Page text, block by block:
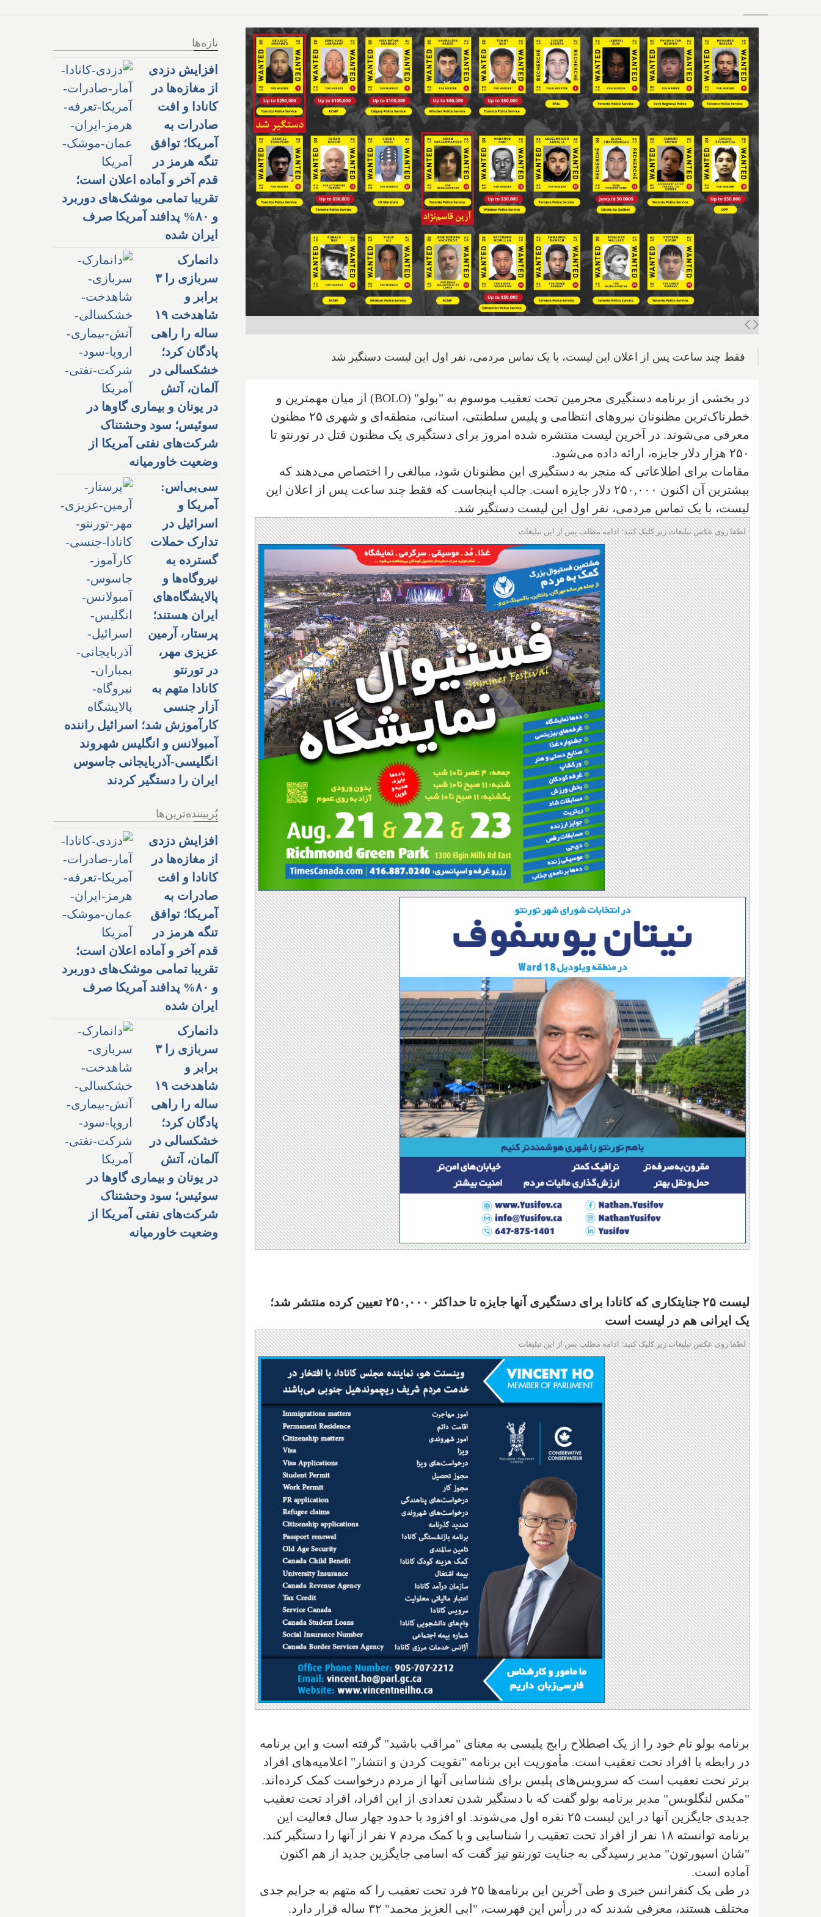
فقط چند ساعت پس از اعلان این لیست، با یک تماس مردمی، نفر اول این لیست دستگیر شد
در بخشی از برنامه دستگیری مجرمین تحت تعقیب موسوم به "بولو" (BOLO) از میان مهمترین و
خطرناک‌ترین مظنونان نیروهای انتظامی و پلیس سلطنتی، استانی، منطقه‌ای و شهری ۲۵ مظنون
معرفی می‌شوند. در آخرین لیست منتشره شده امروز برای دستگیری یک مظنون قتل در تورنتو تا
۲۵۰ هزار دلار جایزه، ارائه داده می‌شود.
مقامات برای اطلاعاتی که منجر به دستگیری این مظنونان شود، مبالغی را اختصاص می‌دهند که
بیشترین آن اکنون ۲۵۰,۰۰۰ دلار جایزه است. جالب اینجاست که فقط چند ساعت پس از اعلان این
لیست، با یک تماس مردمی، نفر اول این لیست دستگیر شد.
لطفا روی عکس تبلیغات زیر کلیک کنید؛ ادامه مطلب پس از این تبلیغات
لیست ۲۵ جنایتکاری که کانادا برای دستگیری آنها جایزه تا حداکثر ۲۵۰,۰۰۰ تعیین کرده منتشر شد؛
یک ایرانی هم در لیست است
لطفا روی عکس تبلیغات زیر کلیک کنید؛ ادامه مطلب پس از این تبلیغات
برنامه بولو نام خود را از یک اصطلاح رایج پلیسی به معنای "مراقب باشید" گرفته است و این برنامه
در رابطه با افراد تحت تعقیب است. مأموریت این برنامه "تقویت کردن و انتشار" اعلامیه‌های افراد
برتر تحت تعقیب است که سرویس‌های پلیس برای شناسایی آنها از مردم درخواست کمک کرده‌اند.
"مکس لنگلویس" مدیر برنامه بولو گفت که با دستگیر شدن تعدادی از این افراد، افراد تحت تعقیب
جدیدی جایگزین آنها در این لیست ۲۵ نفره اول می‌شوند. او افزود با حدود چهار سال فعالیت این
برنامه توانسته ۱۸ نفر از افراد تحت تعقیب را شناسایی و با کمک مردم ۷ نفر از آنها را دستگیر کند.
"شان اسپورتون" مدیر رسیدگی به جنایت تورنتو نیز گفت که اسامی جایگزین جدید از هم اکنون
آماده است.
در طی یک کنفرانس خبری و طی آخرین این برنامه‌ها ۲۵ فرد تحت تعقیب را که متهم به جرایم جدی
مختلف هستند، معرفی شدند که در رأس این فهرست، "ابی العزیز محمد" ۳۲ ساله قرار دارد.
تازه‌ها
افزایش دزدی
از مغازه‌ها در
کانادا و افت
صادرات به
آمریکا؛ توافق
تنگه هرمز در
قدم آخر و آماده اعلان است؛
تقریبا تمامی موشک‌های دوربرد
و ۸۰% پدافند آمریکا صرف
ایران شده
دانمارک
سربازی را ۳
برابر و
شاهدخت ۱۹
ساله را راهی
پادگان کرد؛
خشکسالی در
آلمان، آتش
در یونان و بیماری گاوها در
سوئیس؛ سود وحشتناک
شرکت‌های نفتی آمریکا از
وضعیت خاورمیانه
سی‌بی‌اس:
آمریکا و
اسرائیل در
تدارک حملات
گسترده به
نیروگاه‌ها و
پالایشگاه‌های
ایران هستند؛
پرستار، آرمین
عزیزی مهر،
در تورنتو
کانادا متهم به
آزار جنسی
کارآموزش شد؛ اسرائیل راننده
آمبولانس و انگلیس شهروند
انگلیسی-آذربایجانی جاسوس
ایران را دستگیر کردند
پُربیننده‌ترین‌ها
افزایش دزدی
از مغازه‌ها در
کانادا و افت
صادرات به
آمریکا؛ توافق
تنگه هرمز در
قدم آخر و آماده اعلان است؛
تقریبا تمامی موشک‌های دوربرد
و ۸۰% پدافند آمریکا صرف
ایران شده
دانمارک
سربازی را ۳
برابر و
شاهدخت ۱۹
ساله را راهی
پادگان کرد؛
خشکسالی در
آلمان، آتش
در یونان و بیماری گاوها در
سوئیس؛ سود وحشتناک
شرکت‌های نفتی آمریکا از
وضعیت خاورمیانه